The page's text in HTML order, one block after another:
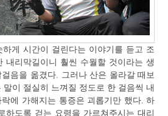
게 시간이 걸린다는 이야기를 듣고 조
내리막길이니 훨씬 수월할 것이라는 생
음을 옮겼다. 그러나 산은 올라갈 때보
이 절실히 느껴질 정도로 한 걸음씩 내
에 가해지는 통증은 괴롭기만 했다. 하
하도록 걷는 요령을 가르쳐주시는 대리